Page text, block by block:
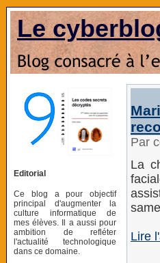
Le
Editorial
Ce blog a pour objectif
principal d'augmenter la
culture informatique de
mes élèves. Il a aussi pour
ambition de refléter
l'actualité technologique
dans ce domaine.
Par
La
Lire